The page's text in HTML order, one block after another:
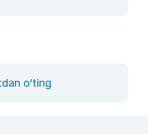
o‘ting